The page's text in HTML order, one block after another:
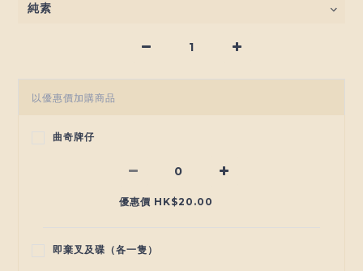
以優惠價加購商品
曲奇牌仔
優惠價 HK$20.00
即棄叉及碟（各一隻）